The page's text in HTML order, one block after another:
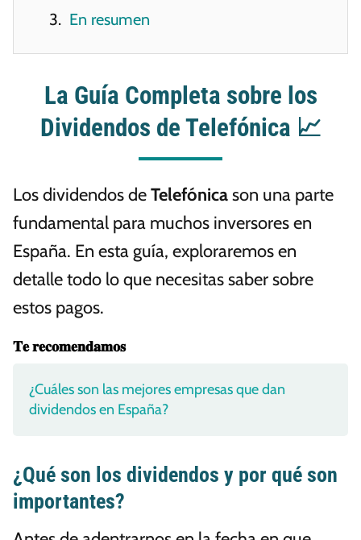
En resumen
La Guía Completa sobre los
Dividendos de Telefónica 📈
Los dividendos deTelefónicason una parte
fundamental para muchos inversores en
España. En esta guía, exploraremos en
detalle todo lo que necesitas saber sobre
estos pagos.
𝐓𝐞 𝐫𝐞𝐜𝐨𝐦𝐞𝐧𝐝𝐚𝐦𝐨𝐬
¿Cuáles son las mejores empresas que dan
dividendos en España?
¿Qué son los dividendos y por qué son
importantes?